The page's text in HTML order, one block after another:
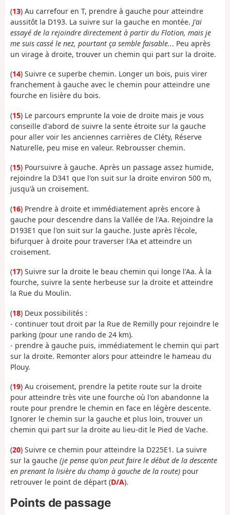
(13) Au carrefour en T, prendre à gauche pour atteindre
aussitôt la D193. La suivre sur la gauche en montée. J'ai
essayé de la rejoindre directement à partir du Flotion, mais je
me suis cassé le nez, pourtant ça semble faisable... Peu après
un virage à droite, trouver un chemin qui part sur la droite.
(14) Suivre ce superbe chemin. Longer un bois, puis virer
franchement à gauche avec le chemin pour atteindre une
fourche en lisière du bois.
(15) Le parcours emprunte la voie de droite mais je vous
conseille d'abord de suivre la sente étroite sur la gauche
pour aller voir les anciennes carrières de Cléty, Réserve
Naturelle, peu mise en valeur. Rebrousser chemin.
(15) Poursuivre à gauche. Après un passage assez humide,
rejoindre la D341 que l'on suit sur la droite environ 500 m,
jusqu'à un croisement.
(16) Prendre à droite et immédiatement après encore à
gauche pour descendre dans la Vallée de l'Aa. Rejoindre la
D193E1 que l'on suit sur la gauche. Juste après l'école,
bifurquer à droite pour traverser l'Aa et atteindre un
croisement.
(17) Suivre sur la droite le beau chemin qui longe l'Aa. À la
fourche, suivre la sente herbeuse sur la droite et atteindre
la Rue du Moulin.
(18) Deux possibilités :
- continuer tout droit par la Rue de Remilly pour rejoindre le
parking (pour une rando de 24 km).
- prendre à gauche puis, immédiatement le chemin qui part
sur la droite. Remonter alors pour atteindre le hameau du
Plouy.
(19) Au croisement, prendre la petite route sur la droite
pour atteindre très vite une fourche où l'on abandonne la
route pour prendre le chemin en face en légère descente.
Ignorer le chemin sur la gauche et plus loin, trouver un
chemin qui part sur la droite au lieu-dit le Pied de Vache.
(20) Suivre ce chemin pour atteindre la D225E1. La suivre
sur la gauche (je pense qu'on peut faire le début de la descente
en prenant la lisière du champ à gauche de la route) pour
retrouver le point de départ (D/A).
Points de passage